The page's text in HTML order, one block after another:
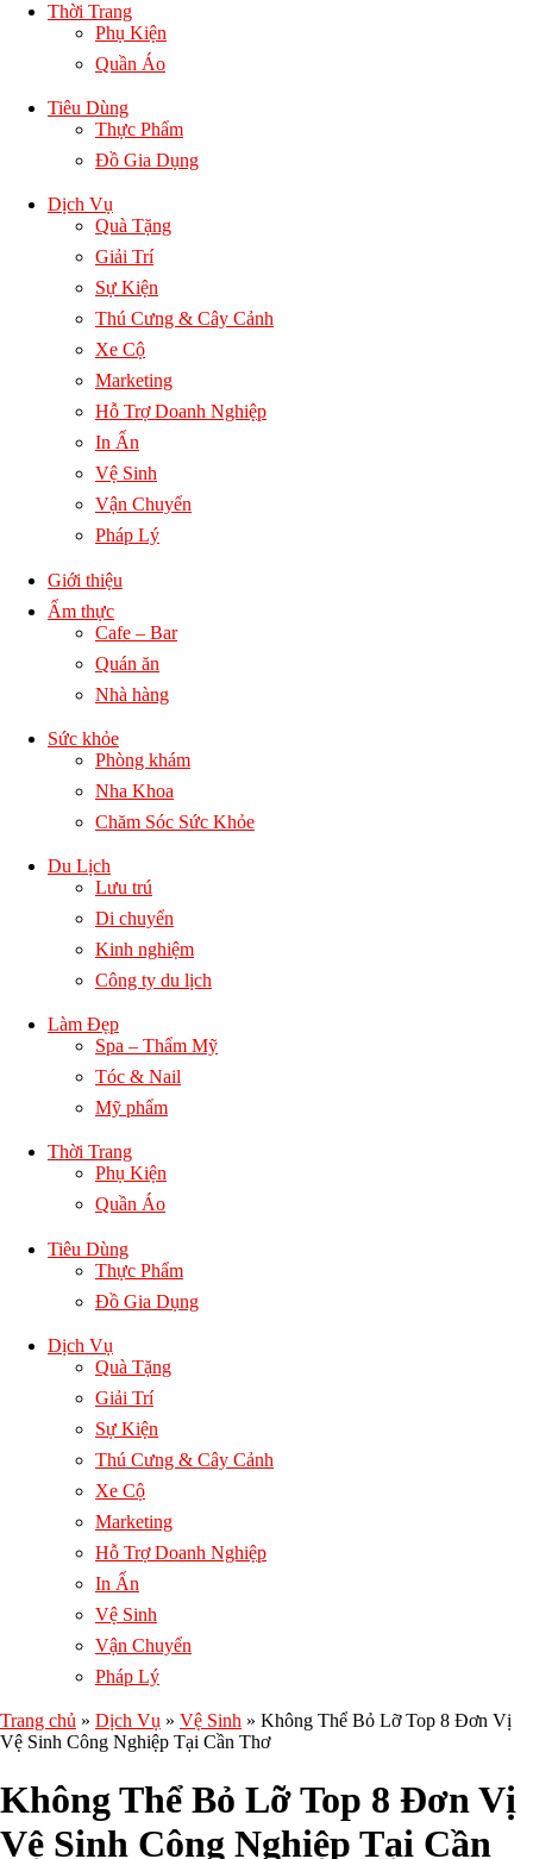
Thời Trang
Phụ Kiện
Quần Áo
Tiêu Dùng
Thực Phẩm
Đồ Gia Dụng
Dịch Vụ
Quà Tặng
Giải Trí
Sự Kiện
Thú Cưng & Cây Cảnh
Xe Cộ
Marketing
Hỗ Trợ Doanh Nghiệp
In Ấn
Vệ Sinh
Vận Chuyển
Pháp Lý
Giới thiệu
Ẩm thực
Cafe – Bar
Quán ăn
Nhà hàng
Sức khỏe
Phòng khám
Nha Khoa
Chăm Sóc Sức Khỏe
Du Lịch
Lưu trú
Di chuyển
Kinh nghiệm
Công ty du lịch
Làm Đẹp
Spa – Thẩm Mỹ
Tóc & Nail
Mỹ phẩm
Thời Trang
Phụ Kiện
Quần Áo
Tiêu Dùng
Thực Phẩm
Đồ Gia Dụng
Dịch Vụ
Quà Tặng
Giải Trí
Sự Kiện
Thú Cưng & Cây Cảnh
Xe Cộ
Marketing
Hỗ Trợ Doanh Nghiệp
In Ấn
Vệ Sinh
Vận Chuyển
Pháp Lý
Trang chủ » Dịch Vụ » Vệ Sinh » Không Thể Bỏ Lỡ Top 8 Đơn Vị
Vệ Sinh Công Nghiệp Tại Cần Thơ
Không Thể Bỏ Lỡ Top 8 Đơn Vị
Vệ Sinh Công Nghiệp Tại Cần